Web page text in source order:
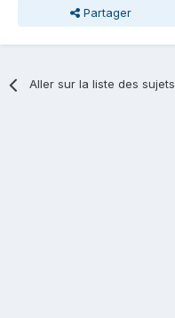
Partager
Aller sur la liste des sujets